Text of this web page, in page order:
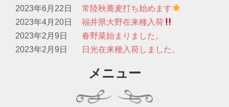
2023年6月22日
常陸秋蕎麦打ち始めます
2023年4月20日
福井県大野在来種入荷
2023年2月9日
春野菜始まりました。
2023年2月9日
日光在来種入荷しました。
メニュー